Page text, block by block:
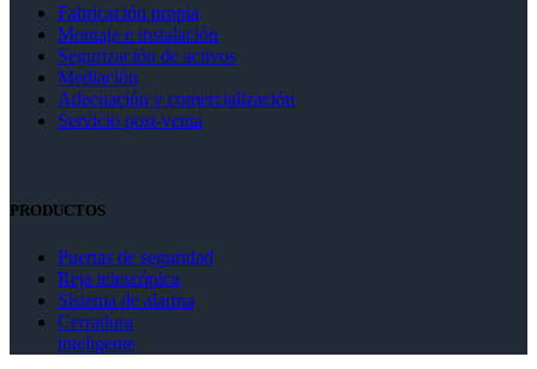
Fabricación propia
Montaje e instalación
Segurización de activos
Mediación
Adecuación y comercialización
Servicio post-venta
PRODUCTOS
Puertas de seguridad
Reja telescópica
Sistema de alarma
Cerradura
inteligente